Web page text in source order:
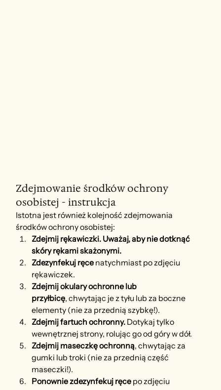
Zdejmowanie środków ochrony
osobistej - instrukcja
Istotna jest również kolejność zdejmowania
środków ochrony osobistej:
Zdejmij rękawiczki. Uważaj, aby nie dotknąć
skóry rękami skażonymi.
Zdezynfekuj ręce natychmiast po zdjęciu
rękawiczek.
Zdejmij okulary ochronne lub
przyłbicę, chwytając je z tyłu lub za boczne
elementy (nie za przednią szybkę!).
Zdejmij fartuch ochronny. Dotykaj tylko
wewnętrznej strony, rolując go od góry w dół.
Zdejmij maseczkę ochronną, chwytając za
gumki lub troki (nie za przednią część
maseczki!).
Ponownie zdezynfekuj ręce po zdjęciu